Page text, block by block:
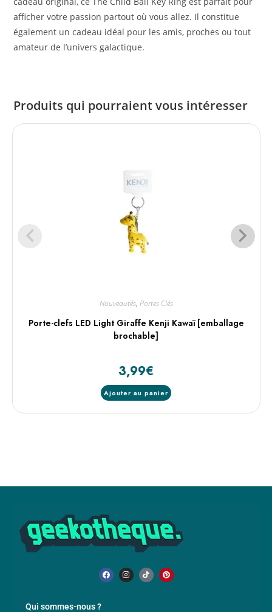
afficher votre passion partout où vous allez. Il constitue
également un cadeau idéal pour les amis, proches ou tout
amateur de l’univers galactique.
Produits qui pourraient vous intéresser
Nouveautés, Portes Clés
Porte-clefs LED Light Giraffe Kenji Kawaï [emballage
brochable]
3,99€
Ajouter au panier
Qui sommes-nous ?